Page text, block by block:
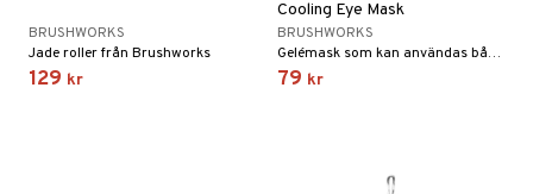
BRUSHWORKS
Jade roller från Brushworks
129 kr
Cooling Eye Mask
BRUSHWORKS
Gelémask som kan användas både varm och kall från Brushworks
79 kr